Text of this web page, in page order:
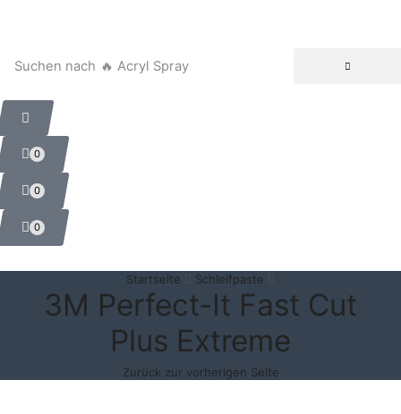
Suchen nach 🔥 Acryl Spray
0
0
0
Startseite Schleifpaste
3M Perfect-It Fast Cut
Plus Extreme
Zurück zur vorherigen Seite